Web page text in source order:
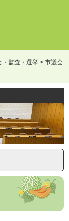
・監査・選挙 > 市議会